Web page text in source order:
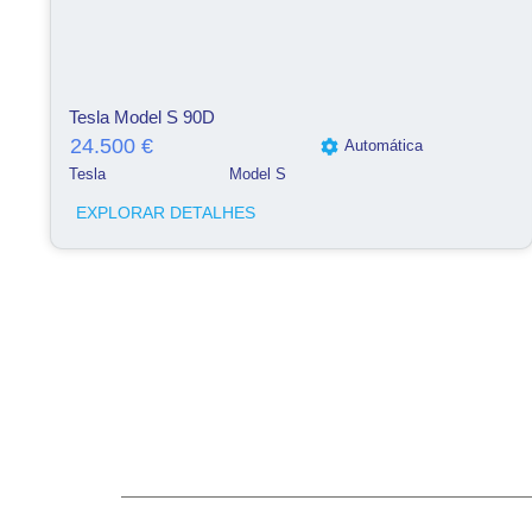
Tesla Model S 90D
24.500 €
Automática
Tesla
Model S
EXPLORAR DETALHES